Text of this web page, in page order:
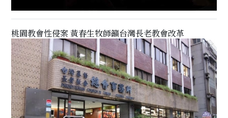
桃園教會性侵案 黃春生牧師籲台灣長老教會改革